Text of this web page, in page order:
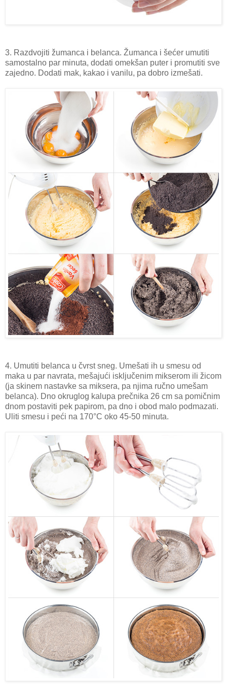
3. Razdvojiti žumanca i belanca. Žumanca i šećer umutiti
samostalno par minuta, dodati omekšan puter i promutiti sve
zajedno. Dodati mak, kakao i vanilu, pa dobro izmešati.
4. Umutiti belanca u čvrst sneg. Umešati ih u smesu od
maka u par navrata, mešajući isključenim mikserom ili žicom
(ja skinem nastavke sa miksera, pa njima ručno umešam
belanca). Dno okruglog kalupa prečnika 26 cm sa pomičnim
dnom postaviti pek papirom, pa dno i obod malo podmazati.
Uliti smesu i peći na 170°C oko 45-50 minuta.